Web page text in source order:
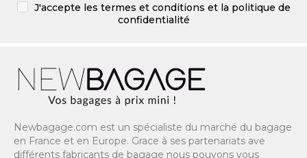
J'accepte les termes et conditions et la politique de
confidentialité
Newbagage.com est un spécialiste du marché du bagage
en France et en Europe. Grace à ses partenariats ave
différents fabricants de bagage nous pouvons vous